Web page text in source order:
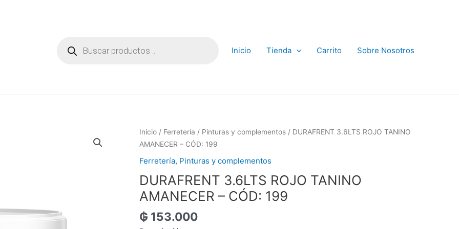
productos Inicio Tienda Carrito Sobre Nosotros
Inicio / Ferretería / Pinturas y complementos / DURAFRENT 3.6LTS ROJO TANINO
AMANECER – CÓD: 199
Ferretería, Pinturas y complementos
DURAFRENT 3.6LTS ROJO TANINO
AMANECER – CÓD: 199
₲ 153.000